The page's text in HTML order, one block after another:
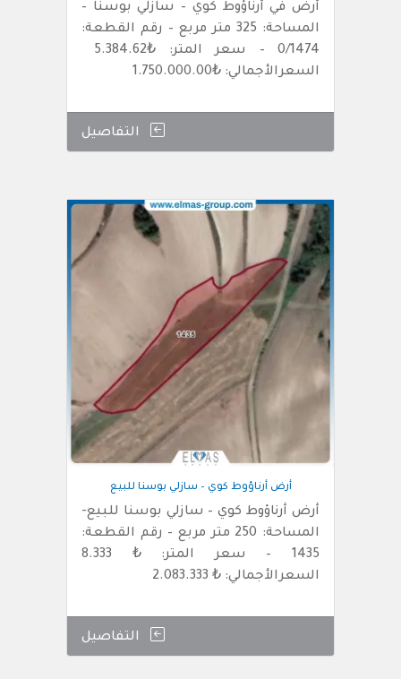
أرض في أرناؤوط كوي – سازلي بوسنا –
المساحة: 325 متر مربع – رقم القطعة:
السعرالأجمالي: ₺1.750.000.00
التفاصيل
أرض أرناؤوط كوي – سازلي بوسنا للبيع
أرض أرناؤوط كوي – سازلي بوسنا للبيع-
المساحة: 250 متر مربع – رقم القطعة:
1435 – سعر المتر: ₺ 8.333
السعرالأجمالي: ₺ 2.083.333
التفاصيل